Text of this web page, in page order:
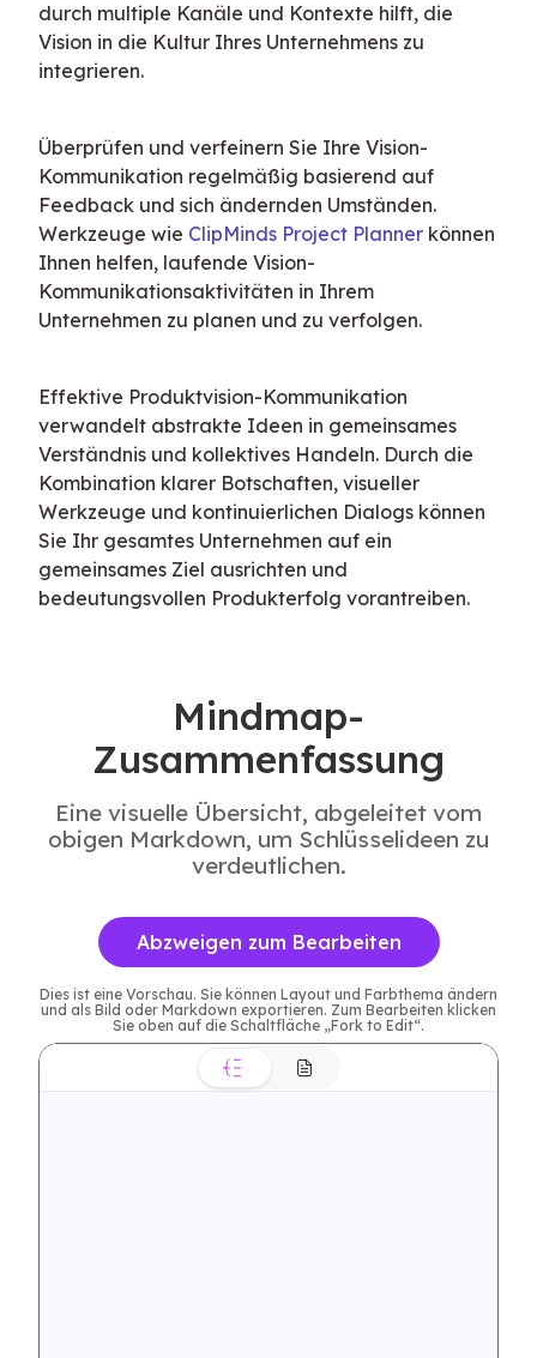
durch multiple Kanäle und Kontexte hilft, die
Vision in die Kultur Ihres Unternehmens zu
integrieren.
Überprüfen und verfeinern Sie Ihre Vision-
Kommunikation regelmäßig basierend auf
Feedback und sich ändernden Umständen.
Werkzeuge wie ClipMinds Project Planner können
Ihnen helfen, laufende Vision-
Kommunikationsaktivitäten in Ihrem
Unternehmen zu planen und zu verfolgen.
Effektive Produktvision-Kommunikation
verwandelt abstrakte Ideen in gemeinsames
Verständnis und kollektives Handeln. Durch die
Kombination klarer Botschaften, visueller
Werkzeuge und kontinuierlichen Dialogs können
Sie Ihr gesamtes Unternehmen auf ein
gemeinsames Ziel ausrichten und
bedeutungsvollen Produkterfolg vorantreiben.
Mindmap-
Zusammenfassung
Eine visuelle Übersicht, abgeleitet vom
obigen Markdown, um Schlüsselideen zu
verdeutlichen.
Abzweigen zum Bearbeiten
Dies ist eine Vorschau. Sie können Layout und Farbthema ändern
und als Bild oder Markdown exportieren. Zum Bearbeiten klicken
Sie oben auf die Schaltfläche „Fork to Edit“.